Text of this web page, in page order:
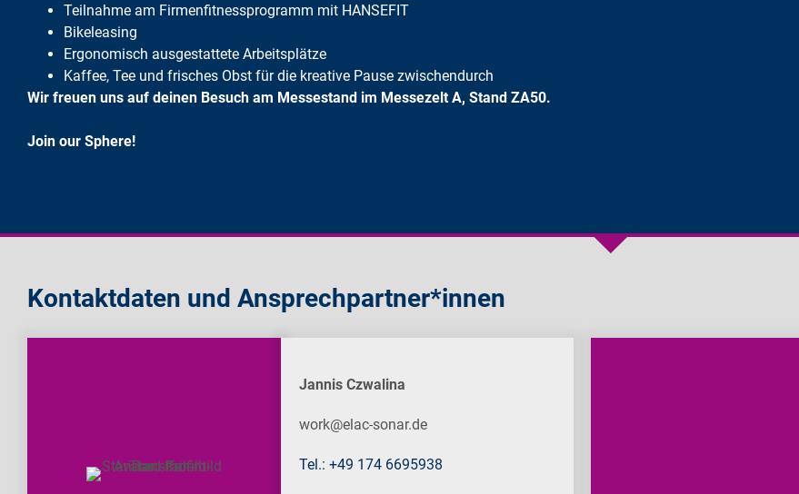
Teilnahme am Firmenfitnessprogramm mit HANSEFIT
Bikeleasing
Ergonomisch ausgestattete Arbeitsplätze
Kaffee, Tee und frisches Obst für die kreative Pause zwischendurch
Wir freuen uns auf deinen Besuch am Messestand im Messezelt A, Stand ZA50.
Join our Sphere!
Kontaktdaten und Ansprechpartner*innen
Jannis Czwalina
work@elac-sonar.de
Tel.: +49 174 6695938